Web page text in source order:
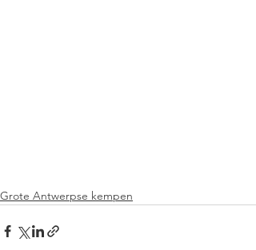
Grote Antwerpse kempen